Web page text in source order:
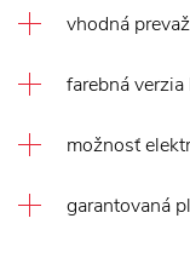
vhodná
farebná
možnosť
garantovaná